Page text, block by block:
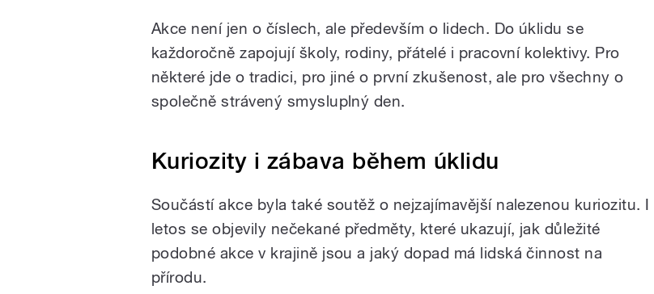
Akce není jen o číslech, ale především o lidech. Do úklidu se
každoročně zapojují školy, rodiny, přátelé i pracovní kolektivy. Pro
některé jde o tradici, pro jiné o první zkušenost, ale pro všechny o
společně strávený smysluplný den.
Kuriozity i zábava během úklidu
Součástí akce byla také soutěž o nejzajímavější nalezenou kuriozitu. I
letos se objevily nečekané předměty, které ukazují, jak důležité
podobné akce v krajině jsou a jaký dopad má lidská činnost na
přírodu.